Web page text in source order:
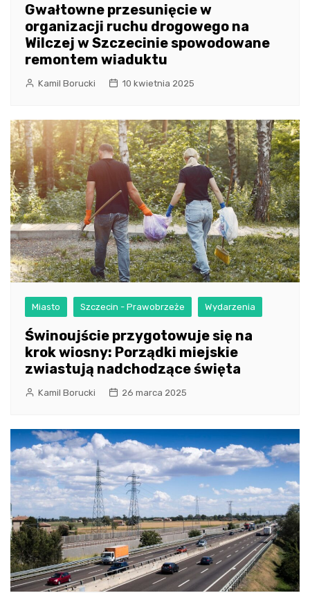
Gwałtowne przesunięcie w
organizacji ruchu drogowego na
Wilczej w Szczecinie spowodowane
remontem wiaduktu
Kamil Borucki 10 kwietnia 2025
Miasto Szczecin - Prawobrzeże Wydarzenia
Świnoujście przygotowuje się na
krok wiosny: Porządki miejskie
zwiastują nadchodzące święta
Kamil Borucki 26 marca 2025